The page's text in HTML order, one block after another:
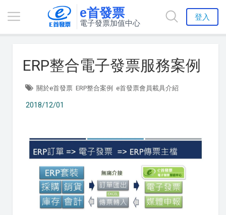
e首發票
電子發票加值中心
登入
ERP整合電子發票服務案例
關於e首發票 ERP整合案例 e首發票會員載具介紹
2018/12/01